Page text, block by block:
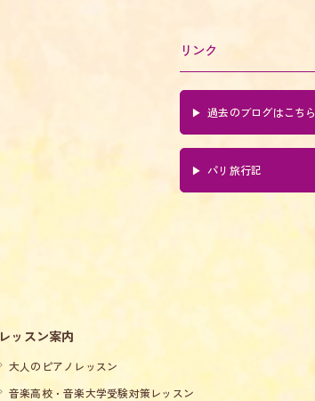
リンク
過去のブログはこちら
パリ旅行記
レッスン案内
大人のピアノレッスン
音楽高校・音楽大学受験対策レッスン